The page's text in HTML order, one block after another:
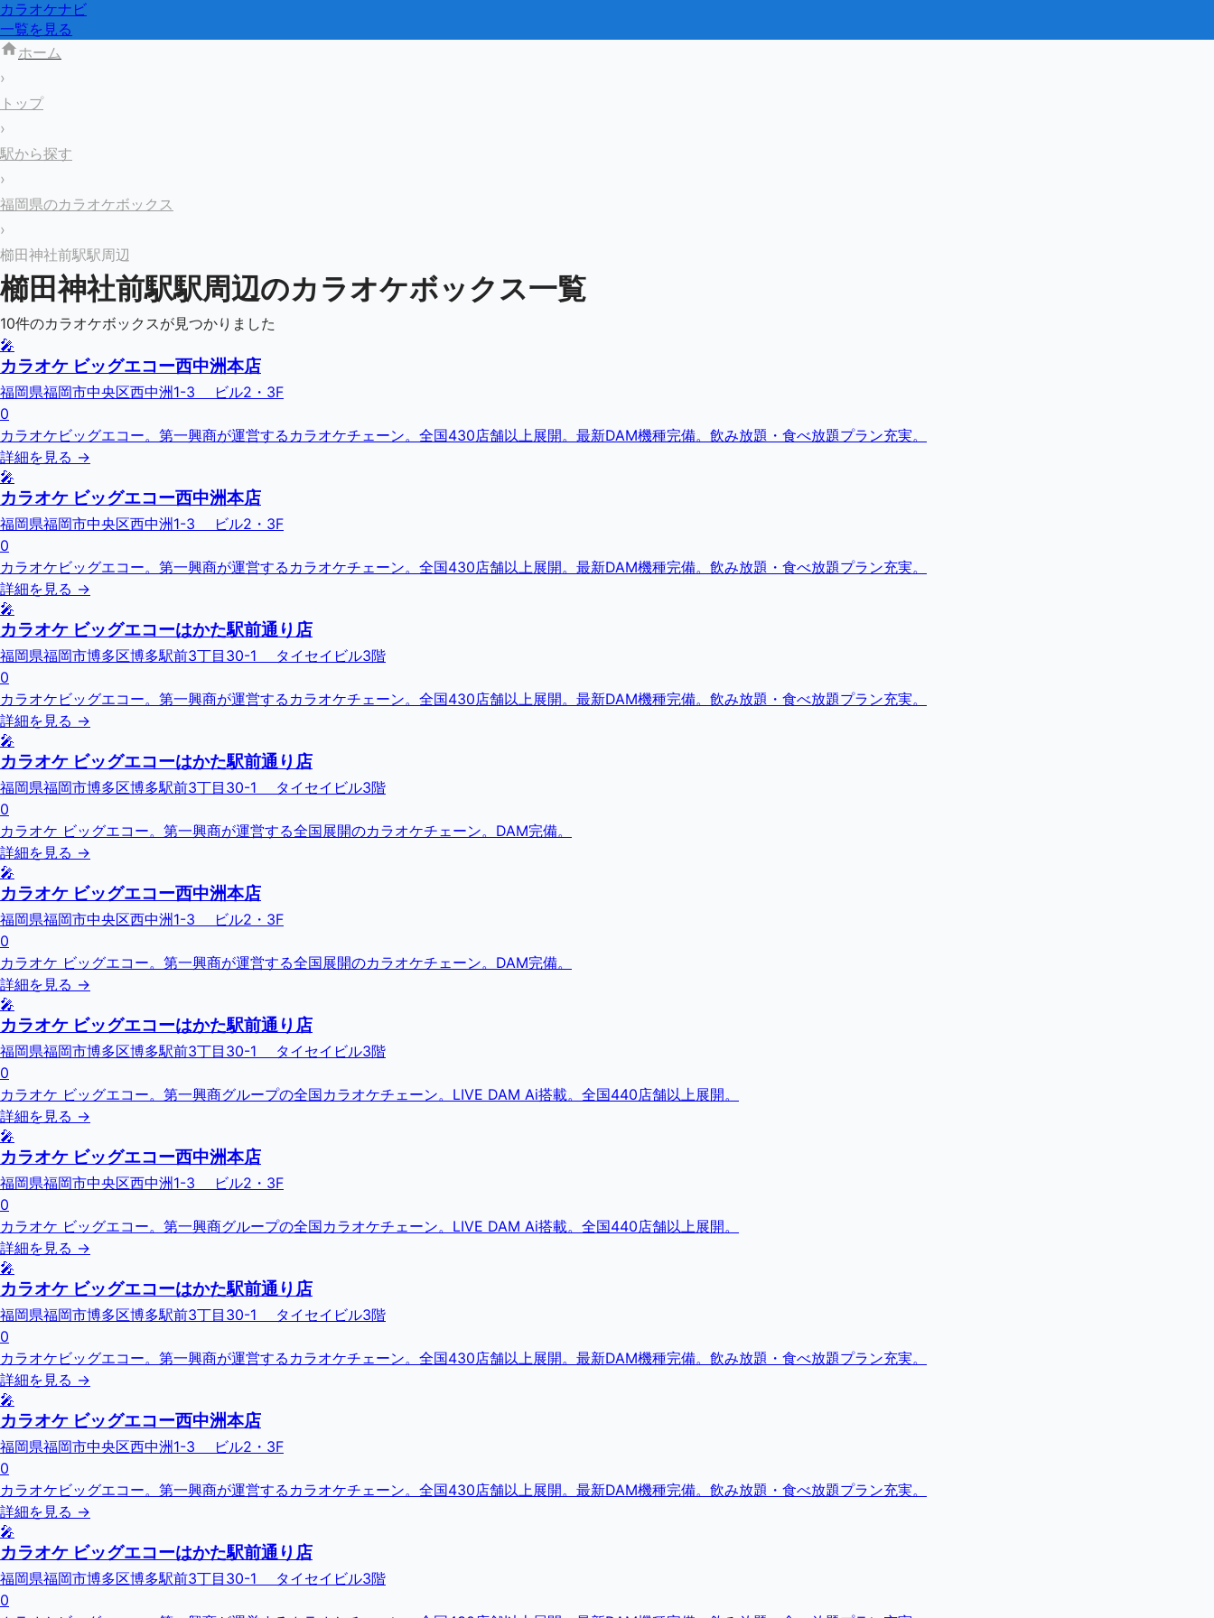
カラオケナビ
一覧を見る
ホーム
›
トップ
›
駅から探す
›
福岡県のカラオケボックス
›
櫛田神社前駅駅周辺
櫛田神社前駅駅周辺のカラオケボックス一覧
10件のカラオケボックスが見つかりました
🎤
カラオケ ビッグエコー西中洲本店
福岡県福岡市中央区西中洲1-3 ビル2・3F
0
カラオケビッグエコー。第一興商が運営するカラオケチェーン。全国430店舗以上展開。最新DAM機種完備。飲み放題・食べ放題プラン充実。
詳細を見る →
🎤
カラオケ ビッグエコー西中洲本店
福岡県福岡市中央区西中洲1-3 ビル2・3F
0
カラオケビッグエコー。第一興商が運営するカラオケチェーン。全国430店舗以上展開。最新DAM機種完備。飲み放題・食べ放題プラン充実。
詳細を見る →
🎤
カラオケ ビッグエコーはかた駅前通り店
福岡県福岡市博多区博多駅前3丁目30-1 タイセイビル3階
0
カラオケビッグエコー。第一興商が運営するカラオケチェーン。全国430店舗以上展開。最新DAM機種完備。飲み放題・食べ放題プラン充実。
詳細を見る →
🎤
カラオケ ビッグエコーはかた駅前通り店
福岡県福岡市博多区博多駅前3丁目30-1 タイセイビル3階
0
カラオケ ビッグエコー。第一興商が運営する全国展開のカラオケチェーン。DAM完備。
詳細を見る →
🎤
カラオケ ビッグエコー西中洲本店
福岡県福岡市中央区西中洲1-3 ビル2・3F
0
カラオケ ビッグエコー。第一興商が運営する全国展開のカラオケチェーン。DAM完備。
詳細を見る →
🎤
カラオケ ビッグエコーはかた駅前通り店
福岡県福岡市博多区博多駅前3丁目30-1 タイセイビル3階
0
カラオケ ビッグエコー。第一興商グループの全国カラオケチェーン。LIVE DAM Ai搭載。全国440店舗以上展開。
詳細を見る →
🎤
カラオケ ビッグエコー西中洲本店
福岡県福岡市中央区西中洲1-3 ビル2・3F
0
カラオケ ビッグエコー。第一興商グループの全国カラオケチェーン。LIVE DAM Ai搭載。全国440店舗以上展開。
詳細を見る →
🎤
カラオケ ビッグエコーはかた駅前通り店
福岡県福岡市博多区博多駅前3丁目30-1 タイセイビル3階
0
カラオケビッグエコー。第一興商が運営するカラオケチェーン。全国430店舗以上展開。最新DAM機種完備。飲み放題・食べ放題プラン充実。
詳細を見る →
🎤
カラオケ ビッグエコー西中洲本店
福岡県福岡市中央区西中洲1-3 ビル2・3F
0
カラオケビッグエコー。第一興商が運営するカラオケチェーン。全国430店舗以上展開。最新DAM機種完備。飲み放題・食べ放題プラン充実。
詳細を見る →
🎤
カラオケ ビッグエコーはかた駅前通り店
福岡県福岡市博多区博多駅前3丁目30-1 タイセイビル3階
0